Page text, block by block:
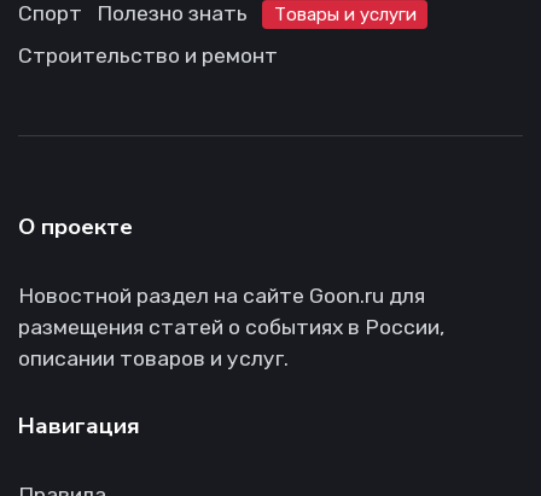
Спорт
Полезно знать Товары и услуги
Строительство и ремонт
О проекте
Новостной раздел на сайте Goon.ru для
размещения статей о событиях в России,
описании товаров и услуг.
Навигация